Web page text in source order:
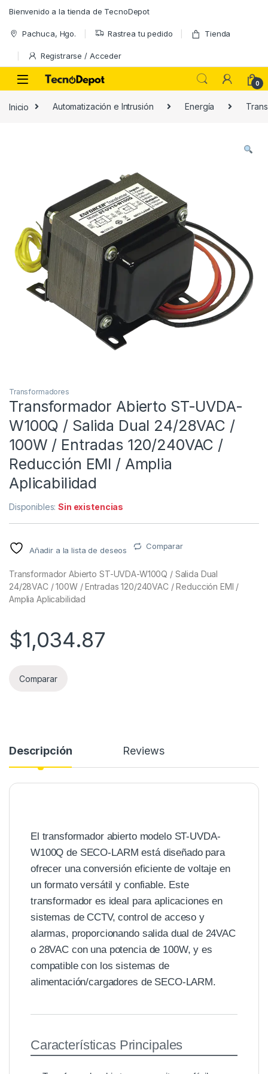
Bienvenido a la tienda de TecnoDepot
Pachuca, Hgo. Rastrea tu pedido Tienda
Registrarse / Acceder
0
Inicio Automatización e Intrusión Energía
Transformadores
Transformador Abierto ST-UVDA-
W100Q / Salida Dual 24/28VAC /
100W / Entradas 120/240VAC /
Reducción EMI / Amplia
Aplicabilidad
Disponibles:Sin existencias
Añadir a la lista de deseos Comparar
Transformador Abierto ST-UVDA-W100Q / Salida Dual
24/28VAC / 100W / Entradas 120/240VAC / Reducción EMI /
Amplia Aplicabilidad
$1,034.87
Comparar
Descripción Reviews
El transformador abierto modelo ST-UVDA-
W100Q de SECO-LARM está diseñado para
ofrecer una conversión eficiente de voltaje en
un formato versátil y confiable. Este
transformador es ideal para aplicaciones en
sistemas de CCTV, control de acceso y
alarmas, proporcionando salida dual de 24VAC
o 28VAC con una potencia de 100W, y es
compatible con los sistemas de
alimentación/cargadores de SECO-LARM.
Características Principales